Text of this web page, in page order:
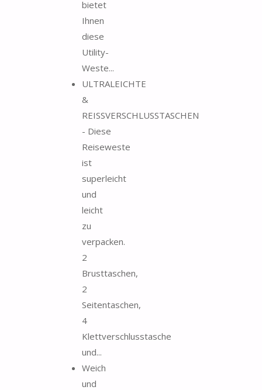
bietet
Ihnen
diese
Utility-
Weste...
ULTRALEICHTE
&
REISSVERSCHLUSSTASCHEN
- Diese
Reiseweste
ist
superleicht
und
leicht
zu
verpacken.
2
Brusttaschen,
2
Seitentaschen,
4
Klettverschlusstasche
und...
Weich
und